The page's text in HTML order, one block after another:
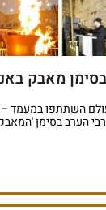
מאבק
השתתפו במעמד
הערב בסימן